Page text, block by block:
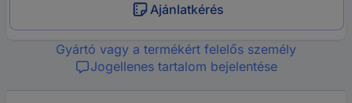
Ajánlatkérés
Gyártó vagy a termékért felelős személy
Jogellenes tartalom bejelentése